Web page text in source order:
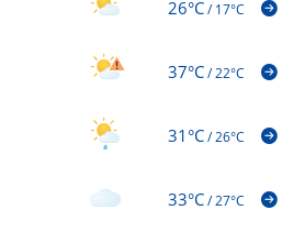
26°C/17°C
37°C/22°C
31°C/26°C
33°C/27°C